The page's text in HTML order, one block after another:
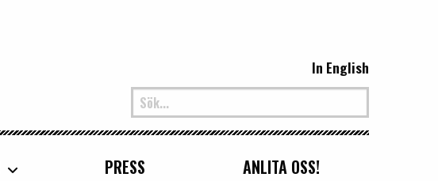
In English
PRESS ANLITA OSS!